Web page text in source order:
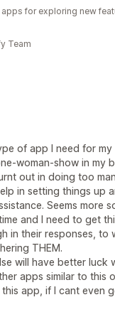
for exploring new
Team
of app I need for
woman-show in my
out in doing too
in setting things up
Seems more
and I need to get
in their responses, to
THEM.
will have better luck
apps similar to this
app, if I cant even